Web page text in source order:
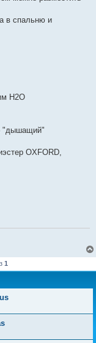
в спальню и
H2O
"дышащий"
OXFORD,
з 1